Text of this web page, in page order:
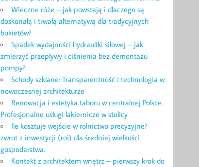
Wieczne róże – jak powstają i dlaczego są
doskonałą i trwałą alternatywą dla tradycyjnych
bukietów?
Spadek wydajności hydrauliki siłowej – jak
zmierzyć przepływy i ciśnienia bez demontażu
pompy?
Schody szklane: Transparentność i technologia w
nowoczesnej architekturze
Renowacja i estetyka taboru w centralnej Polsce.
Profesjonalne usługi lakiernicze w stolicy
Ile kosztuje wejście w rolnictwo precyzyjne?
zwrot z inwestycji (roi) dla średniej wielkości
gospodarstwa.
Kontakt z architektem wnętrz – pierwszy krok do